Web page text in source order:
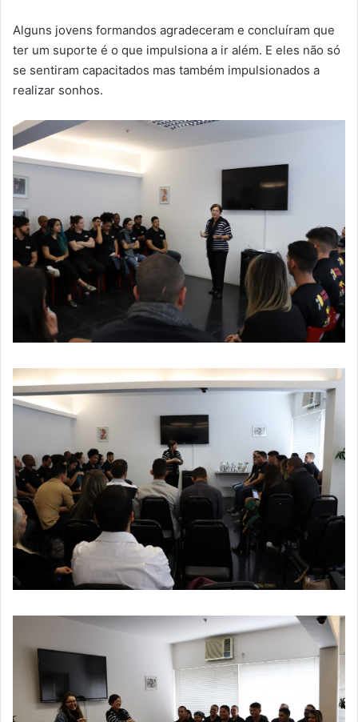
Alguns jovens formandos agradeceram e concluíram que
ter um suporte é o que impulsiona a ir além. E eles não só
se sentiram capacitados mas também impulsionados a
realizar sonhos.